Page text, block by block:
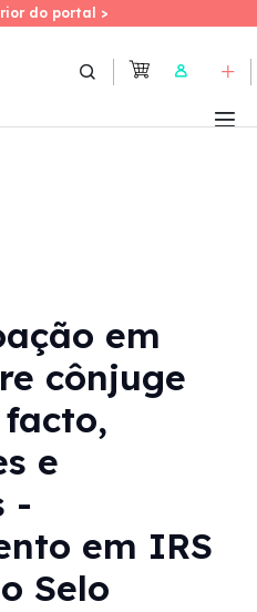
Skipdo portal >
do portal >
User
em
cônjuge
e
-
em IRS
Selo